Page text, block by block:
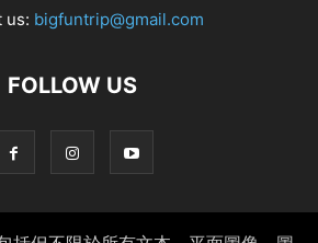
us: bigfuntrip@gmail.com
FOLLOW US